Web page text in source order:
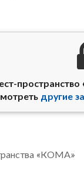
другие
«КОМА»